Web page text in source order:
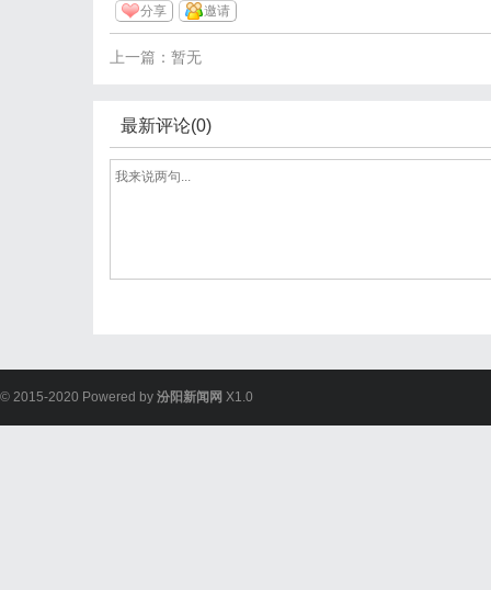
分享 邀请
上一篇：暂无
最新评论(0)
© 2015-2020 Powered by 汾阳新闻网 X1.0